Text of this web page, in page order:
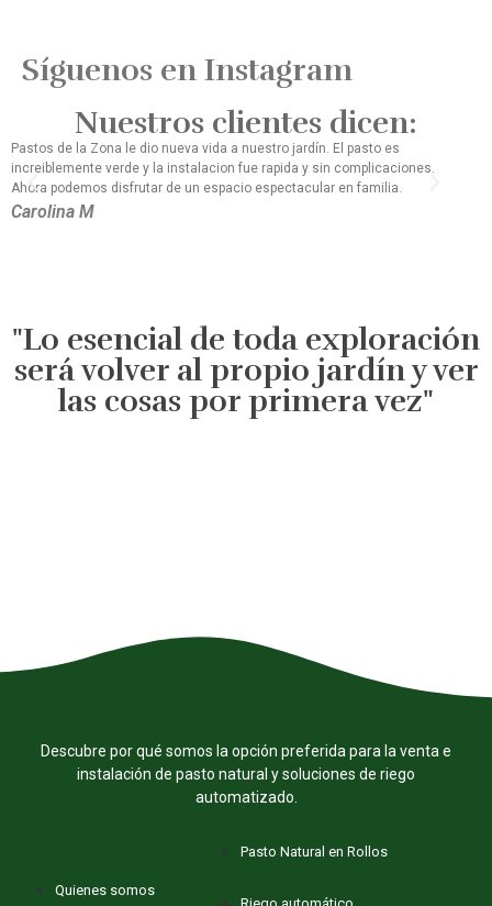
Síguenos en Instagram
Nuestros clientes dicen:
Pastos de la Zona le dio nueva vida a nuestro jardín. El pasto es
increiblemente verde y la instalacion fue rapida y sin complicaciones.
Ahora podemos disfrutar de un espacio espectacular en familia.
Carolina M
"Lo esencial de toda exploración
será volver al propio jardín y ver
las cosas por primera vez"
Descubre por qué somos la opción preferida para la venta e
instalación de pasto natural y soluciones de riego
automatizado.
Quienes somos
Pasto Natural en Rollos